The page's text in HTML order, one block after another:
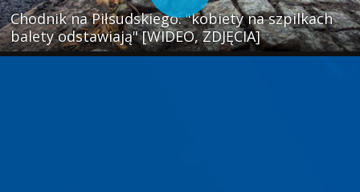
Chodnik na Piłsudskiego: "kobiety na szpilkach
balety odstawiają" [WIDEO, ZDJĘCIA]